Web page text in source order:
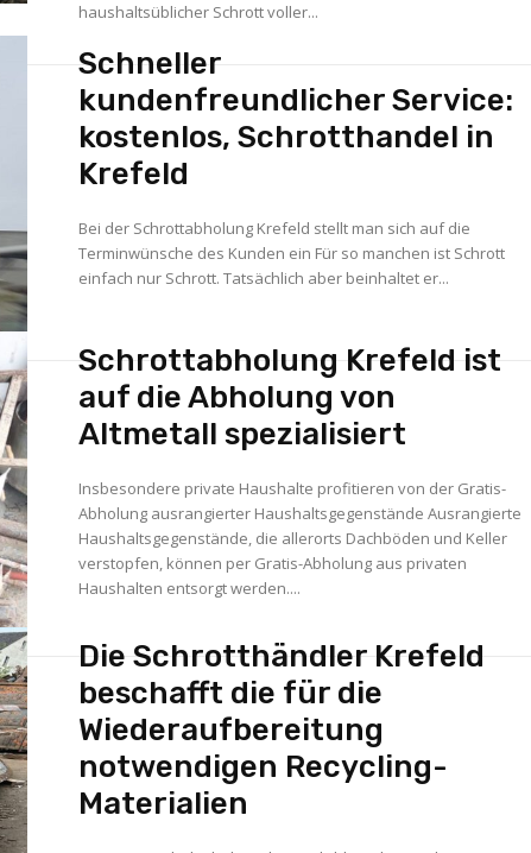
haushaltsüblicher Schrott voller...
Schneller
kundenfreundlicher Service:
kostenlos, Schrotthandel in
Krefeld
Bei der Schrottabholung Krefeld stellt man sich auf die
Terminwünsche des Kunden ein Für so manchen ist Schrott
einfach nur Schrott. Tatsächlich aber beinhaltet er...
Schrottabholung Krefeld ist
auf die Abholung von
Altmetall spezialisiert
Insbesondere private Haushalte profitieren von der Gratis-
Abholung ausrangierter Haushaltsgegenstände Ausrangierte
Haushaltsgegenstände, die allerorts Dachböden und Keller
verstopfen, können per Gratis-Abholung aus privaten
Haushalten entsorgt werden....
Die Schrotthändler Krefeld
beschafft die für die
Wiederaufbereitung
notwendigen Recycling-
Materialien